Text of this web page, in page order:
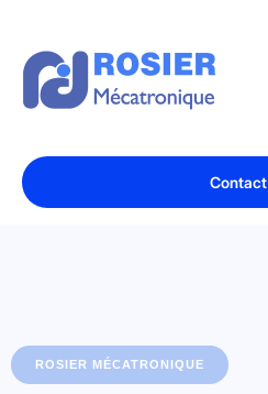
Contact
ROSIER MÉCATRONIQUE